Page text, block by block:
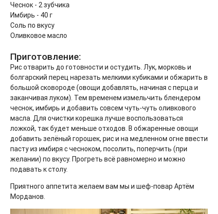
Чеснок - 2 зубчика
Имбирь - 40 г
Соль по вкусу
Оливковое масло
Приготовление:
Рис отварить до готовности и остудить. Лук, морковь и
болгарский перец нарезать мелкими кубиками и обжарить в
большой сковороде (овощи добавлять, начиная с перца и
заканчивая луком). Тем временем измельчить блендером
чеснок, имбирь и добавить совсем чуть-чуть оливкового
масла. Для очистки корешка лучше воспользоваться
ложкой, так будет меньше отходов. В обжаренные овощи
добавить зелёный горошек, рис и на медленном огне ввести
пасту из имбиря с чесноком, посолить, поперчить (при
желании) по вкусу. Прогреть всё равномерно и можно
подавать к столу.
Приятного аппетита желаем вам мы и шеф-повар Артём
Морданов.